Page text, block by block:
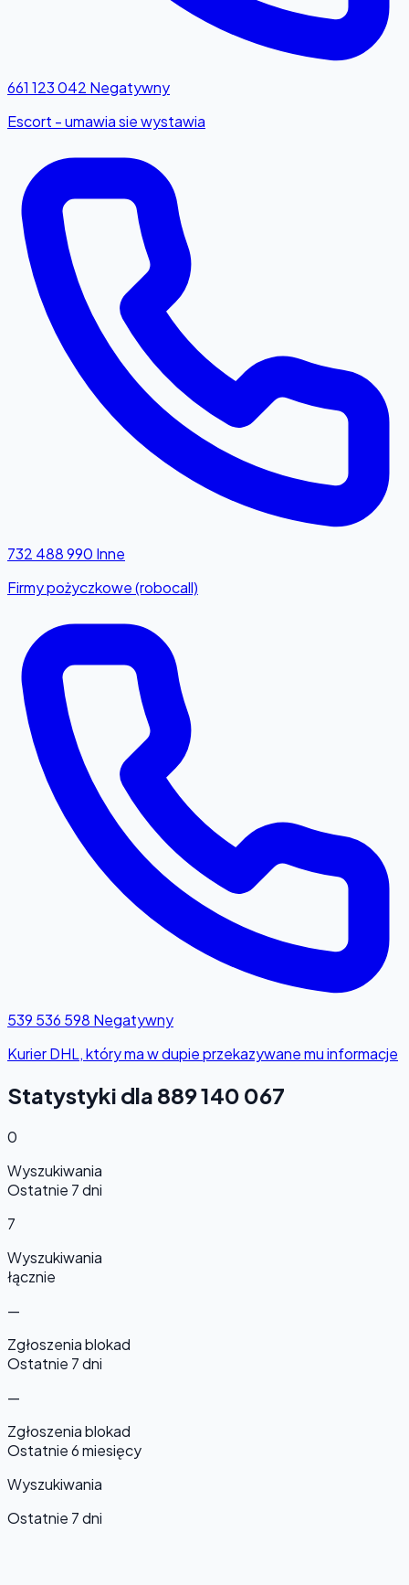
661 123 042 Negatywny
Escort - umawia sie wystawia
732 488 990 Inne
Firmy pożyczkowe (robocall)
539 536 598 Negatywny
Kurier DHL, który ma w dupie przekazywane mu informacje
Statystyki dla 889 140 067
0
Wyszukiwania
Ostatnie 7 dni
7
Wyszukiwania
łącznie
—
Zgłoszenia blokad
Ostatnie 7 dni
—
Zgłoszenia blokad
Ostatnie 6 miesięcy
Wyszukiwania
Ostatnie 7 dni